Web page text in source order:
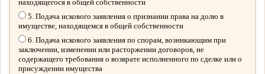
находящегося в общей собственности
5. Подача искового заявления о признании права на долю в
имуществе, находящемся в общей собственности
6. Подача искового заявления по спорам, возникающим при
заключении, изменении или расторжении договоров, не
содержащего требования о возврате исполненного по сделке или о
присуждении имущества